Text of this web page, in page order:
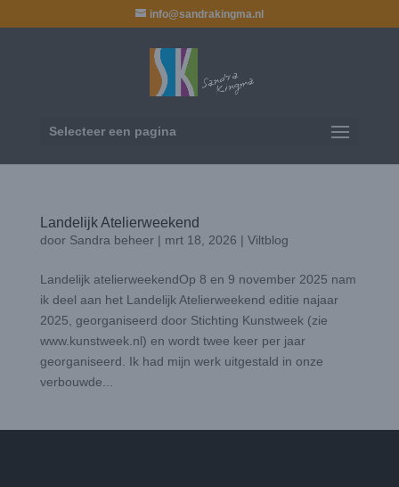
info@sandrakingma.nl
Selecteer een pagina
Landelijk Atelierweekend
door Sandra beheer| mrt 18, 2026 | Viltblog
Landelijk atelierweekendOp 8 en 9 november 2025 nam
ik deel aan het Landelijk Atelierweekend editie najaar
2025, georganiseerd door Stichting Kunstweek (zie
www.kunstweek.nl) en wordt twee keer per jaar
georganiseerd. Ik had mijn werk uitgestald in onze
verbouwde...